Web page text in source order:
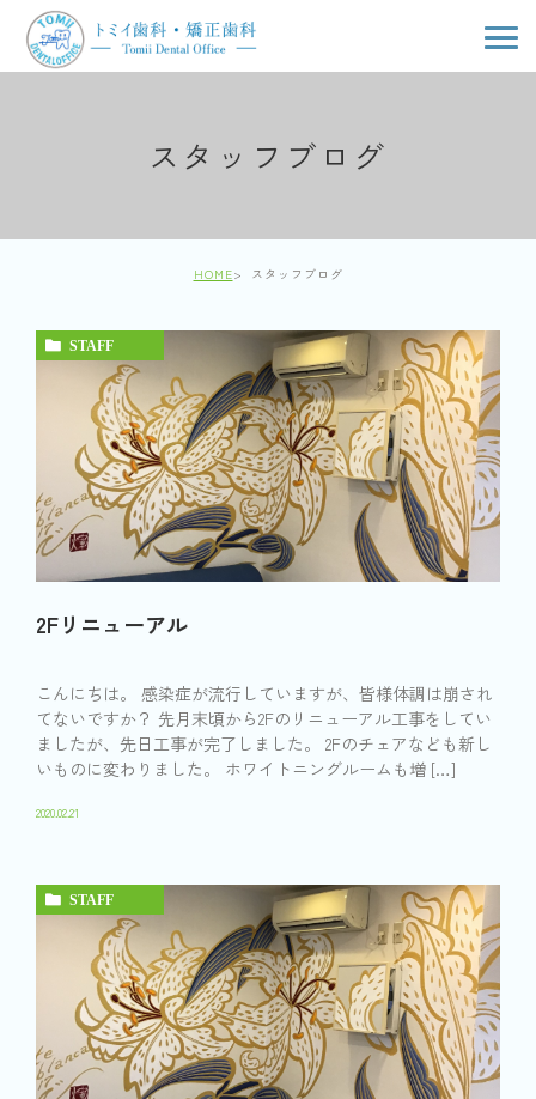
スタッフブログ
HOME スタッフブログ
STAFF
2Fリニューアル
こんにちは。 感染症が流行していますが、皆様体調は崩され
てないですか？ 先月末頃から2Fのリニューアル工事をしてい
ましたが、先日工事が完了しました。 2Fのチェアなども新し
いものに変わりました。 ホワイトニングルームも増 […]
2020.02.21
STAFF